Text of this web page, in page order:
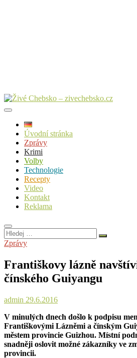
Úvodní stránka
Zprávy
Krimi
Volby
Technologie
Recepty
Video
Kontakt
Reklama
Hledej
…
Zprávy
Františkovy lázně
čínského Guiyangu
admin 29.6.2016
V minulých dnech došlo k podpisu
Františkovými Lázněmi a čínským
městem provincie Guizhou. Místní
snadněji oslovit možné zákazníky ve
provincii.